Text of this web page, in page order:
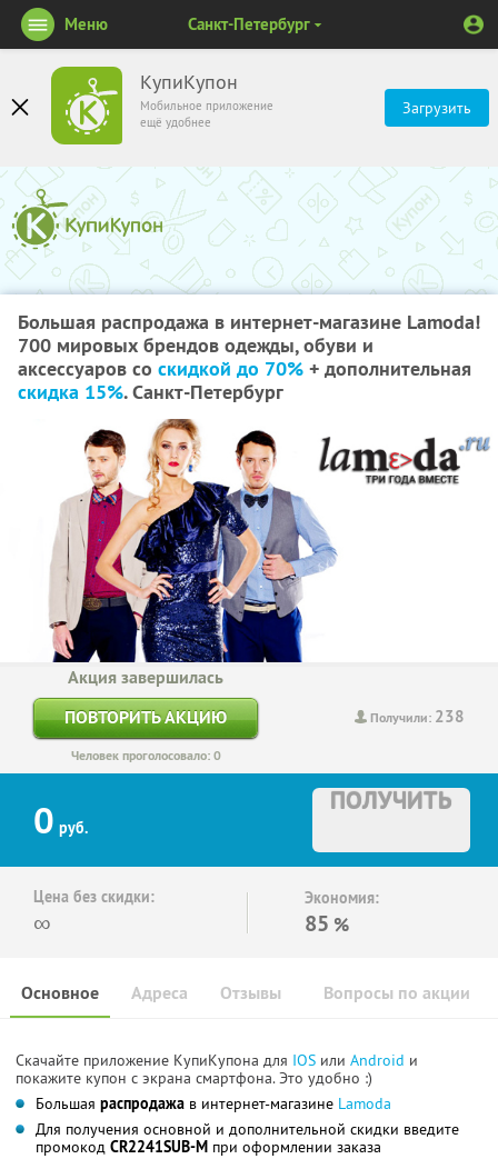
КупиКупон
Мобильное приложение
ещё удобнее
Загрузить
Меню Санкт-Петербург
Большая распродажа в интернет-магазине Lamoda!
700 мировых брендов одежды, обуви и
аксессуаров со скидкой до 70% + дополнительная
скидка 15%. Санкт-Петербург
Получили: 238
Акция завершилась
ПОВТОРИТЬ АКЦИЮ
Человек проголосовало: 0
0 руб.
ПОЛУЧИТЬ
Цена без скидки:
∞
Экономия:
85 %
Основное Отзывы Вопросы по акции
Адреса
Скачайте приложение КупиКупона для IOS или Android и
покажите купон с экрана смартфона. Это удобно :)
Большая распродажа в интернет-магазине Lamoda
Для получения основной и дополнительной скидки введите
промокод CR2241SUB-M при оформлении заказа